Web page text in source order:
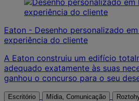
Eaton - Desenho personalizado
experiência do cliente
A Eaton construiu um edifício
adequado exatamente às suas
ganhou o concurso para o seu
Escritório Mídia, Comunicação